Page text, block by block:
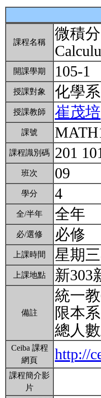
課程名稱
微積
開課學期 105-1
授課對象 化學系
授課教師 崔茂培
課號
課程識別碼 201
班次 09
學分 4
全/半年 全年
必/選修 必修
上課時間 星期
上課地點 新303
備註
統一
限本
總人
Ceiba 課程
網頁
http://
課程簡介影
片